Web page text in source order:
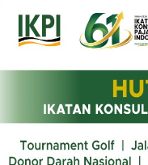
utama
total pendapatan
target
dibandingkan
peningkatan